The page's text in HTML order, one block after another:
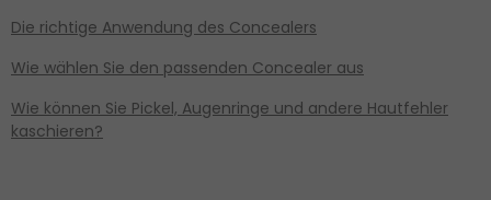
Die richtige Anwendung des Concealers
Wie wählen Sie den passenden Concealer aus
Wie können Sie Pickel, Augenringe und andere Hautfehler
kaschieren?